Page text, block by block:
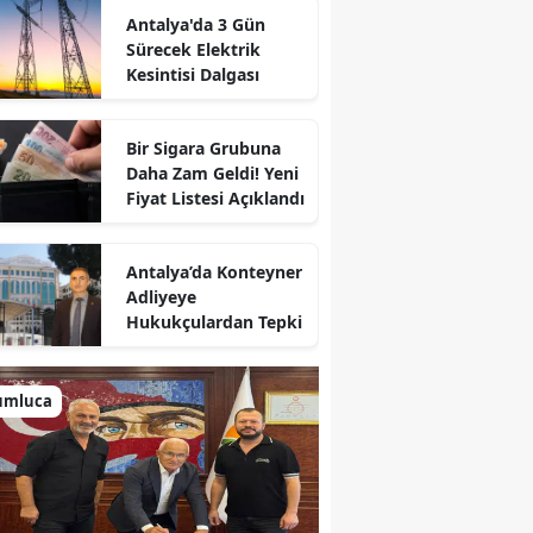
Antalya'da 3 Gün
Sürecek Elektrik
Kesintisi Dalgası
Bir Sigara Grubuna
Daha Zam Geldi! Yeni
Fiyat Listesi Açıklandı
Antalya’da Konteyner
Adliyeye
Hukukçulardan Tepki